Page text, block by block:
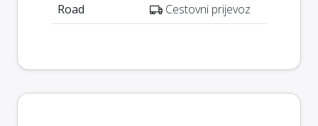
Road
Cestovni prijevoz